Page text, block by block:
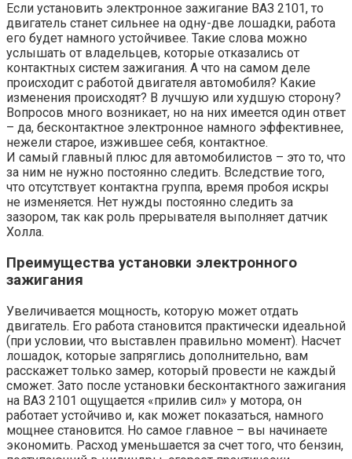
Если установить электронное зажигание ВАЗ 2101, то
двигатель станет сильнее на одну-две лошадки, работа
его будет намного устойчивее. Такие слова можно
услышать от владельцев, которые отказались от
контактных систем зажигания. А что на самом деле
происходит с работой двигателя автомобиля? Какие
изменения происходят? В лучшую или худшую сторону?
Вопросов много возникает, но на них имеется один ответ
– да, бесконтактное электронное намного эффективнее,
нежели старое, изжившее себя, контактное.
И самый главный плюс для автомобилистов – это то, что
за ним не нужно постоянно следить. Вследствие того,
что отсутствует контактна группа, время пробоя искры
не изменяется. Нет нужды постоянно следить за
зазором, так как роль прерывателя выполняет датчик
Холла.
Преимущества установки электронного
зажигания
Увеличивается мощность, которую может отдать
двигатель. Его работа становится практически идеальной
(при условии, что выставлен правильно момент). Насчет
лошадок, которые запряглись дополнительно, вам
расскажет только замер, который провести не каждый
сможет. Зато после установки бесконтактного зажигания
на ВАЗ 2101 ощущается «прилив сил» у мотора, он
работает устойчиво и, как может показаться, намного
мощнее становится. Но самое главное – вы начинаете
экономить. Расход уменьшается за счет того, что бензин,